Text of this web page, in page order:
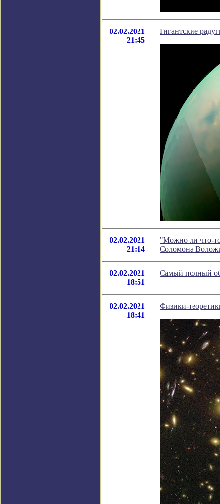
02.02.2021
21:45
Гигантские
02.02.2021
21:14
"Можно ли что-то
Соломона
02.02.2021
18:51
Самый полный
02.02.2021
18:41
Физики-